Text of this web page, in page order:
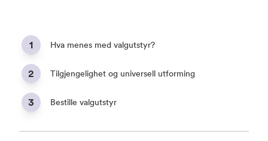
1 Hva menes med valgutstyr?
2 Tilgjengelighet og universell utforming
3 Bestille valgutstyr